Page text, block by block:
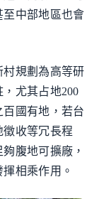
中部地區也會
村規劃為高等研
尤其占地200
國有地，若台
收等冗長程
腹地可擴廠，
相乘作用。